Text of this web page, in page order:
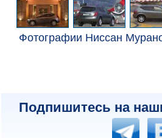
Фотографии Ниссан
Подпишитесь на